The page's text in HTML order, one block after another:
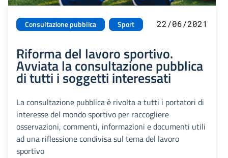
Consultazione pubblica Sport 22/06/2021
Riforma del lavoro sportivo.
Avviata la consultazione pubblica
di tutti i soggetti interessati
La consultazione pubblica è rivolta a tutti i portatori di
interesse del mondo sportivo per raccogliere
osservazioni, commenti, informazioni e documenti utili
ad una riflessione condivisa sul tema del lavoro
sportivo